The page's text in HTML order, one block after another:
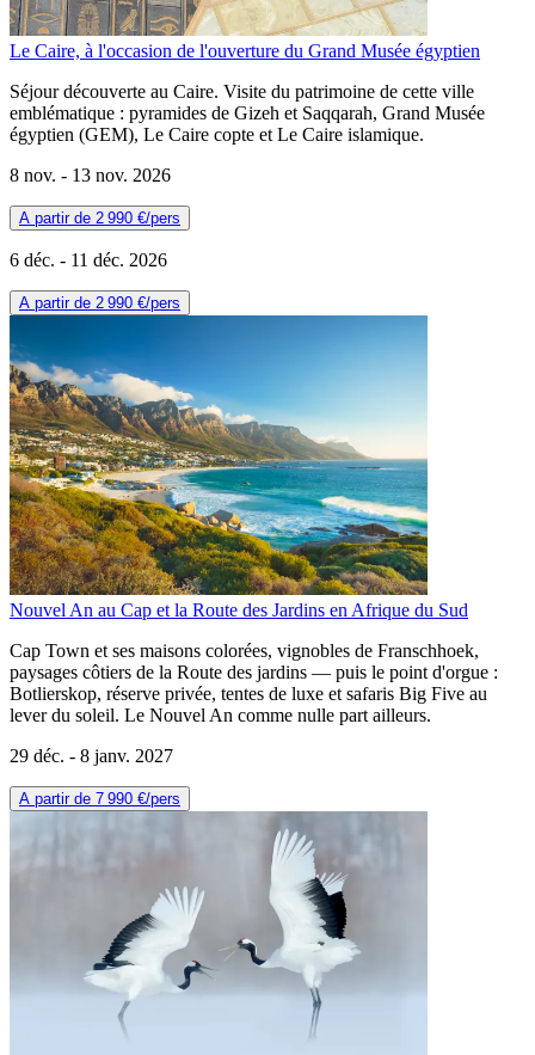
Le Caire, à l'occasion de l'ouverture du Grand Musée égyptien
Séjour découverte au Caire. Visite du patrimoine de cette ville
emblématique : pyramides de Gizeh et Saqqarah, Grand Musée
égyptien (GEM), Le Caire copte et Le Caire islamique.
8 nov. - 13 nov. 2026
A partir de 2 990 €/pers
6 déc. - 11 déc. 2026
A partir de 2 990 €/pers
Nouvel An au Cap et la Route des Jardins en Afrique du Sud
Cap Town et ses maisons colorées, vignobles de Franschhoek,
paysages côtiers de la Route des jardins — puis le point d'orgue :
Botlierskop, réserve privée, tentes de luxe et safaris Big Five au
lever du soleil. Le Nouvel An comme nulle part ailleurs.
29 déc. - 8 janv. 2027
A partir de 7 990 €/pers